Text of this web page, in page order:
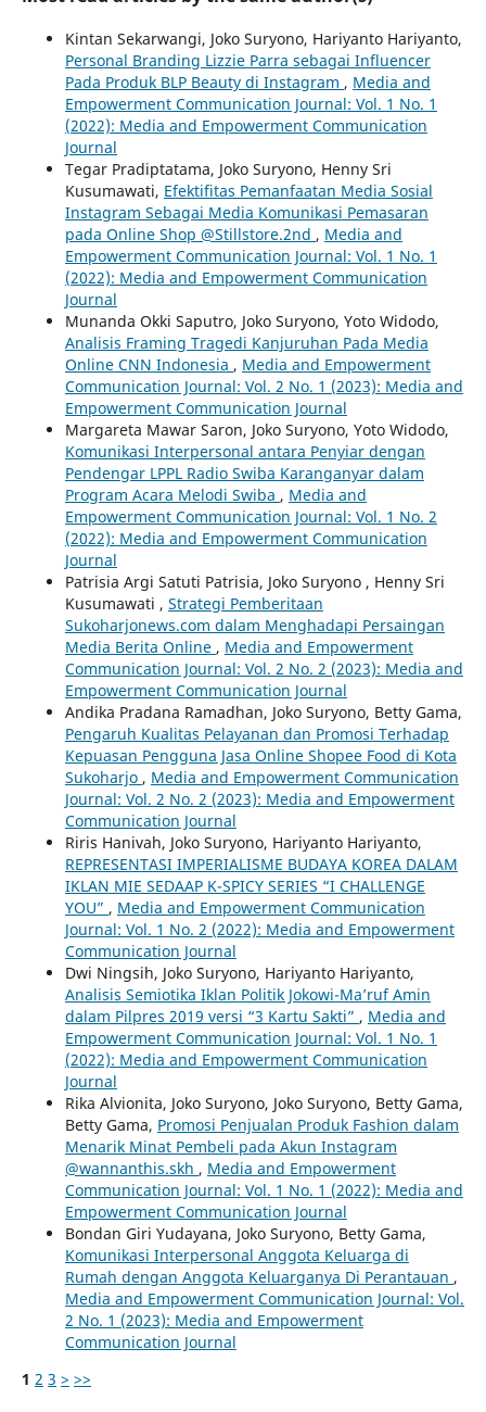
Kintan Sekarwangi, Joko Suryono, Hariyanto Hariyanto,
Personal Branding Lizzie Parra sebagai Influencer
Pada Produk BLP Beauty di Instagram , Media and
Empowerment Communication Journal: Vol. 1 No. 1
(2022): Media and Empowerment Communication
Journal
Tegar Pradiptatama, Joko Suryono, Henny Sri
Kusumawati, Efektifitas Pemanfaatan Media Sosial
Instagram Sebagai Media Komunikasi Pemasaran
pada Online Shop @Stillstore.2nd , Media and
Empowerment Communication Journal: Vol. 1 No. 1
(2022): Media and Empowerment Communication
Journal
Munanda Okki Saputro, Joko Suryono, Yoto Widodo,
Analisis Framing Tragedi Kanjuruhan Pada Media
Online CNN Indonesia , Media and Empowerment
Communication Journal: Vol. 2 No. 1 (2023): Media and
Empowerment Communication Journal
Margareta Mawar Saron, Joko Suryono, Yoto Widodo,
Komunikasi Interpersonal antara Penyiar dengan
Pendengar LPPL Radio Swiba Karanganyar dalam
Program Acara Melodi Swiba , Media and
Empowerment Communication Journal: Vol. 1 No. 2
(2022): Media and Empowerment Communication
Journal
Patrisia Argi Satuti Patrisia, Joko Suryono , Henny Sri
Kusumawati , Strategi Pemberitaan
Sukoharjonews.com dalam Menghadapi Persaingan
Media Berita Online , Media and Empowerment
Communication Journal: Vol. 2 No. 2 (2023): Media and
Empowerment Communication Journal
Andika Pradana Ramadhan, Joko Suryono, Betty Gama,
Pengaruh Kualitas Pelayanan dan Promosi Terhadap
Kepuasan Pengguna Jasa Online Shopee Food di Kota
Sukoharjo , Media and Empowerment Communication
Journal: Vol. 2 No. 2 (2023): Media and Empowerment
Communication Journal
Riris Hanivah, Joko Suryono, Hariyanto Hariyanto,
REPRESENTASI IMPERIALISME BUDAYA KOREA DALAM
IKLAN MIE SEDAAP K-SPICY SERIES “I CHALLENGE
YOU” , Media and Empowerment Communication
Journal: Vol. 1 No. 2 (2022): Media and Empowerment
Communication Journal
Dwi Ningsih, Joko Suryono, Hariyanto Hariyanto,
Analisis Semiotika Iklan Politik Jokowi-Ma’ruf Amin
dalam Pilpres 2019 versi “3 Kartu Sakti” , Media and
Empowerment Communication Journal: Vol. 1 No. 1
(2022): Media and Empowerment Communication
Journal
Rika Alvionita, Joko Suryono, Joko Suryono, Betty Gama,
Betty Gama, Promosi Penjualan Produk Fashion dalam
Menarik Minat Pembeli pada Akun Instagram
@wannanthis.skh , Media and Empowerment
Communication Journal: Vol. 1 No. 1 (2022): Media and
Empowerment Communication Journal
Bondan Giri Yudayana, Joko Suryono, Betty Gama,
Komunikasi Interpersonal Anggota Keluarga di
Rumah dengan Anggota Keluarganya Di Perantauan ,
Media and Empowerment Communication Journal: Vol.
2 No. 1 (2023): Media and Empowerment
Communication Journal
1 2 3 > >>